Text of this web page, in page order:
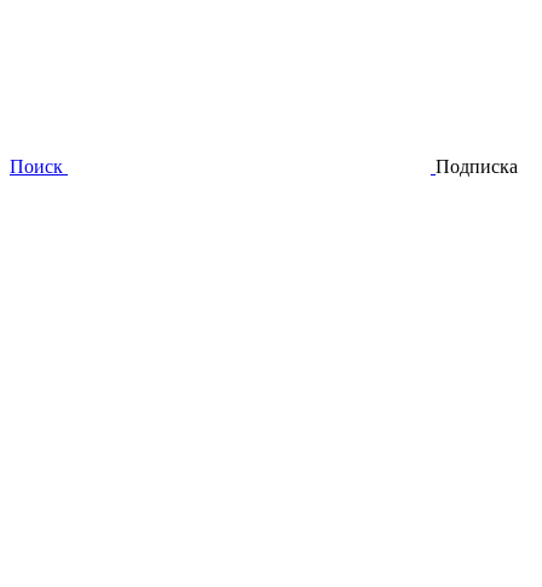
Поиск Подписка